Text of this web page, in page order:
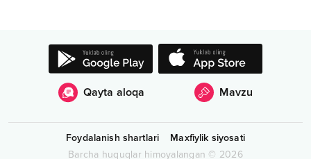
Qayta aloqa Mavzu
Foydalanish shartlari
Maxfiylik siyosati
Barcha huquqlar himoyalangan © 2026